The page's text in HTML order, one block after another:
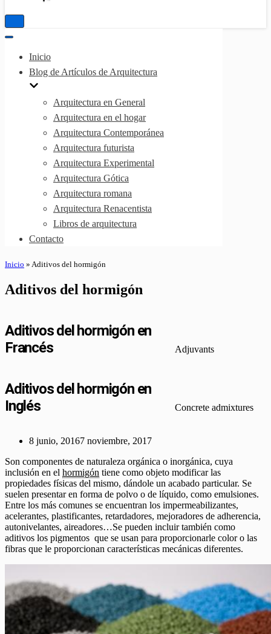
Menú
Menú
navegación
Inicio
Blog de Artículos de Arquitectura
Arquitectura en General
Arquitectura en el hogar
Arquitectura Contemporánea
Arquitectura futurista
Arquitectura Experimental
Arquitectura Gótica
Arquitectura romana
Arquitectura Renacentista
Libros de arquitectura
Contacto
Inicio » Aditivos del hormigón
Aditivos del hormigón
Aditivos del hormigón en
Francés
Adjuvants
Aditivos del hormigón en
Inglés
Concrete admixtures
8 junio, 20167 noviembre, 2017
Son componentes de naturaleza orgánica o inorgánica, cuya
inclusión en el hormigón tiene como objeto modificar las
propiedades físicas del mismo, dándole un acabado particular. Se
suelen presentar en forma de polvo o de líquido, como emulsiones.
Entre los más comunes se encuentran los impermeabilizantes,
acelerantes, plastificantes, retardadores, mejoradores de adherencia,
autonivelantes, aireadores…Se pueden incluir también como
aditivos los pigmentos que se usan para proporcionarle color o las
fibras que le proporcionan características mecánicas diferentes.